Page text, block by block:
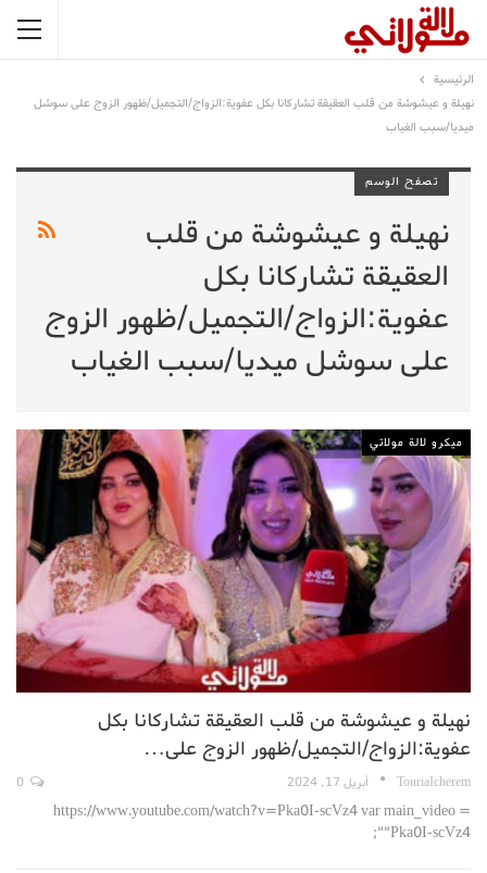
الرئيسية
نهيلة و عيشوشة من قلب العقيقة تشاركانا بكل عفوية:الزواج/التجميل/ظهور الزوج على سوشل
ميديا/سبب الغياب
تصفح الوسم
نهيلة و عيشوشة من قلب
العقيقة تشاركانا بكل
عفوية:الزواج/التجميل/ظهور الزوج
على سوشل ميديا/سبب الغياب
ميكرو لالة مولاتي
نهيلة و عيشوشة من قلب العقيقة تشاركانا بكل
عفوية:الزواج/التجميل/ظهور الزوج على…
TouriaIcherem أبريل 17, 2024
https://www.youtube.com/watch?v=Pka0I-scVz4 var main_video =
"Pka0I-scVz4";